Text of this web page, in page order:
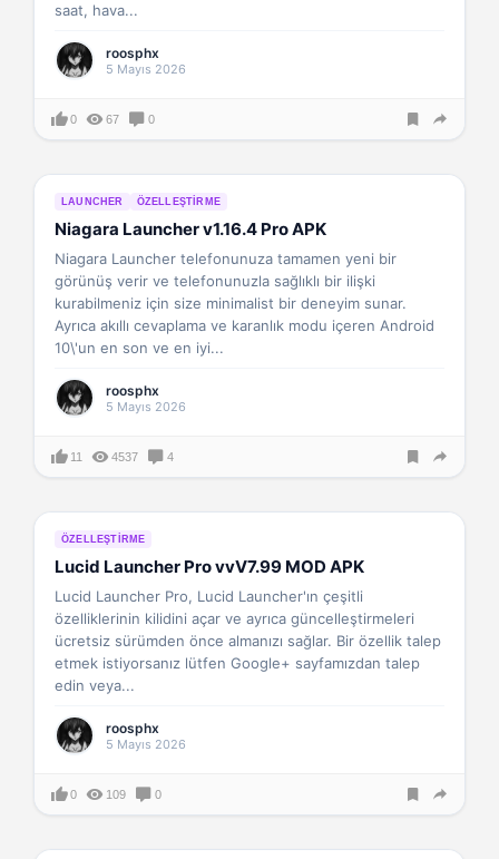
saat, hava...
roosphx
5 Mayıs 2026
0 67 0
LAUNCHER ÖZELLEŞTIRME
Niagara Launcher v1.16.4 Pro APK
Niagara Launcher telefonunuza tamamen yeni bir
görünüş verir ve telefonunuzla sağlıklı bir ilişki
kurabilmeniz için size minimalist bir deneyim sunar.
Ayrıca akıllı cevaplama ve karanlık modu içeren Android
10\'un en son ve en iyi...
roosphx
5 Mayıs 2026
11 4537 4
ÖZELLEŞTIRME
Lucid Launcher Pro vvV7.99 MOD APK
Lucid Launcher Pro, Lucid Launcher'ın çeşitli
özelliklerinin kilidini açar ve ayrıca güncelleştirmeleri
ücretsiz sürümden önce almanızı sağlar. Bir özellik talep
etmek istiyorsanız lütfen Google+ sayfamızdan talep
edin veya...
roosphx
5 Mayıs 2026
0 109 0